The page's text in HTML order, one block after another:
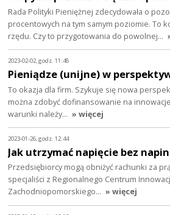
Rada Polityki Pieniężnej zdecydowała o
procentowych na tym samym poziomie. To
rzędu. Czy to przygotowania do powolnej…
2023-02-02, godz. 11:48
Pieniądze (unijne) w
To okazja dla firm. Szykuje się nowa
można zdobyć dofinansowanie na
warunki należy… » więcej
2023-01-26, godz. 12:44
Jak utrzymać napięcie bez
Przedsiębiorcy mogą obniżyć rachunki za
specjaliści z Regionalnego Centrum
Zachodniopomorskiego… » więcej